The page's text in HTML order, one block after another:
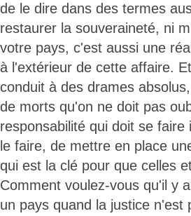
de le dire dans des termes
restaurer la souveraineté, ni
votre pays, c'est aussi une
à l'extérieur de cette affaire.
conduit à des drames
de morts qu'on ne doit pas
responsabilité qui doit se faire
le faire, de mettre en place
qui est la clé pour que celles
Comment voulez-vous qu'il y
un pays quand la justice n'est